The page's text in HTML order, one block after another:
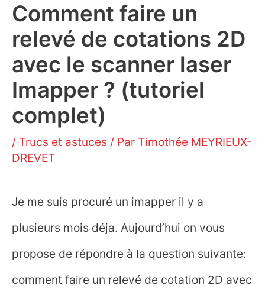
Comment faire un
relevé de cotations 2D
avec le scanner laser
Imapper ? (tutoriel
complet)
/ Trucs et astuces / Par Timothée MEYRIEUX-
DREVET
Je me suis procuré un imapper il y a
plusieurs mois déja. Aujourd’hui on vous
propose de répondre à la question suivante:
comment faire un relevé de cotation 2D avec